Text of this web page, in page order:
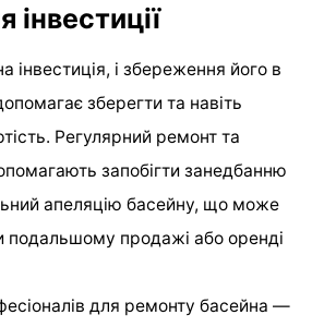
інвестиція, і збереження його в
зберегти та навіть
Регулярний ремонт та
запобігти занедбанню
апеляцію басейну, що може
подальшому продажі або оренді
для ремонту басейна —